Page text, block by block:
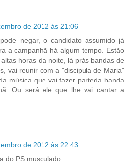
de 2012 às 21:06
negar, o candidato assumido já
a campanhã há algum tempo. Estão
horas da noite, lá prás bandas de
vai reunir com a "discipula de Maria"
música que vai fazer parteda banda
Ou será ele que lhe vai cantar a
de 2012 às 22:43
do PS musculado...